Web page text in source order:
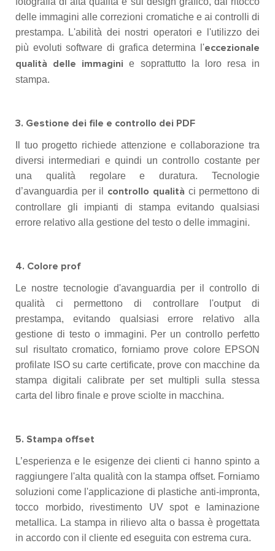
delle immagini alle correzioni cromatiche e ai controlli di
prestampa. L'abilità dei nostri operatori e l'utilizzo dei
più evoluti software di grafica determina l'eccezionale
qualità delle immagini
e soprattutto la loro resa in
stampa.
3. Gestione dei file e controllo dei PDF
Il tuo progetto richiede attenzione e collaborazione tra
diversi intermediari e quindi un controllo costante per
una qualità regolare e duratura. Tecnologie
d’avanguardia per il controllo qualità ci permettono di
controllare gli impianti di stampa evitando qualsiasi
errore relativo alla gestione del testo o delle immagini.
4. Colore prof
Le nostre tecnologie d'avanguardia per il controllo di
qualità ci permettono di controllare l'output di
prestampa, evitando qualsiasi errore relativo alla
gestione di testo o immagini. Per un controllo perfetto
sul risultato cromatico, forniamo prove colore EPSON
profilate ISO su carte certificate, prove con macchine da
stampa digitali calibrate per set multipli sulla stessa
carta del libro finale e prove sciolte in macchina.
5. Stampa offset
L’esperienza e le esigenze dei clienti ci hanno spinto a
raggiungere l'alta qualità con la stampa offset. Forniamo
soluzioni come l'applicazione di plastiche anti-impronta,
tocco morbido, rivestimento UV spot e laminazione
metallica. La stampa in rilievo alta o bassa è progettata
in accordo con il cliente ed eseguita con estrema cura.